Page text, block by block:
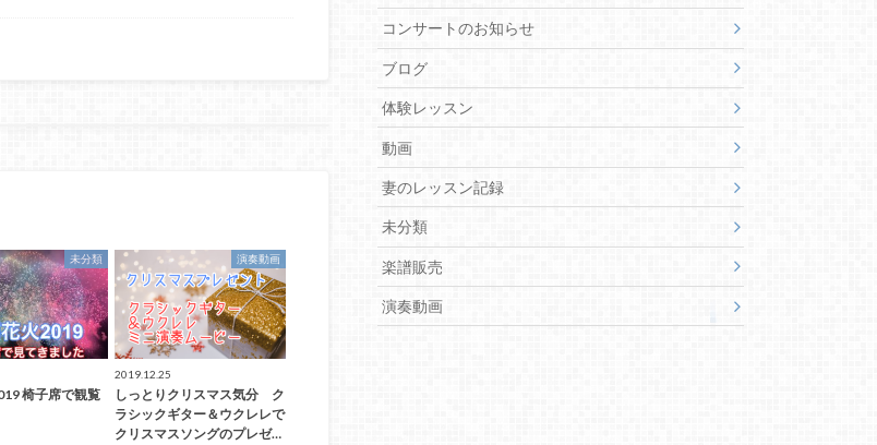
未分類
椅子席で観覧
演奏動画
2019.12.25
しっとりクリスマス気分 ク
ラシックギター＆ウクレレで
クリスマスソングのプレゼ…
コンサートのお知らせ
ブログ
体験レッスン
動画
妻のレッスン記録
未分類
楽譜販売
演奏動画